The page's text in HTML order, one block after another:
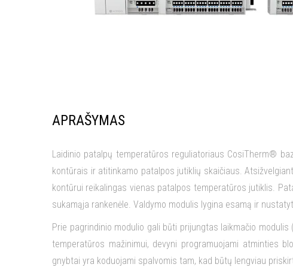
APRAŠYMAS
Laidinio patalpų temperatūros reguliatoriaus CosiTherm®
kontūrais ir atitinkamo patalpos jutiklių skaičiaus.
kontūrui reikalingas vienas patalpos temperatūros jutiklis.
sukamąja rankenėle. Valdymo modulis lygina esamą ir
Prie pagrindinio modulio gali būti prijungtas laikmačio
temperatūros mažinimui, devyni programuojami atminties
gnybtai yra koduojami spalvomis tam, kad būtų lengviau